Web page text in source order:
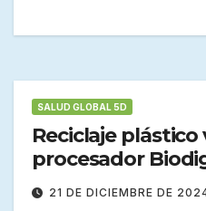
SALUD GLOBAL 5D
Reciclaje
procesador
21 DE DICIEMBRE DE